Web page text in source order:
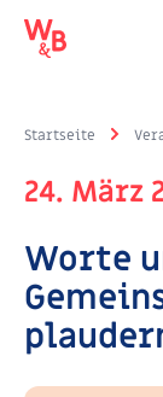
Startseite
24. März
Worte